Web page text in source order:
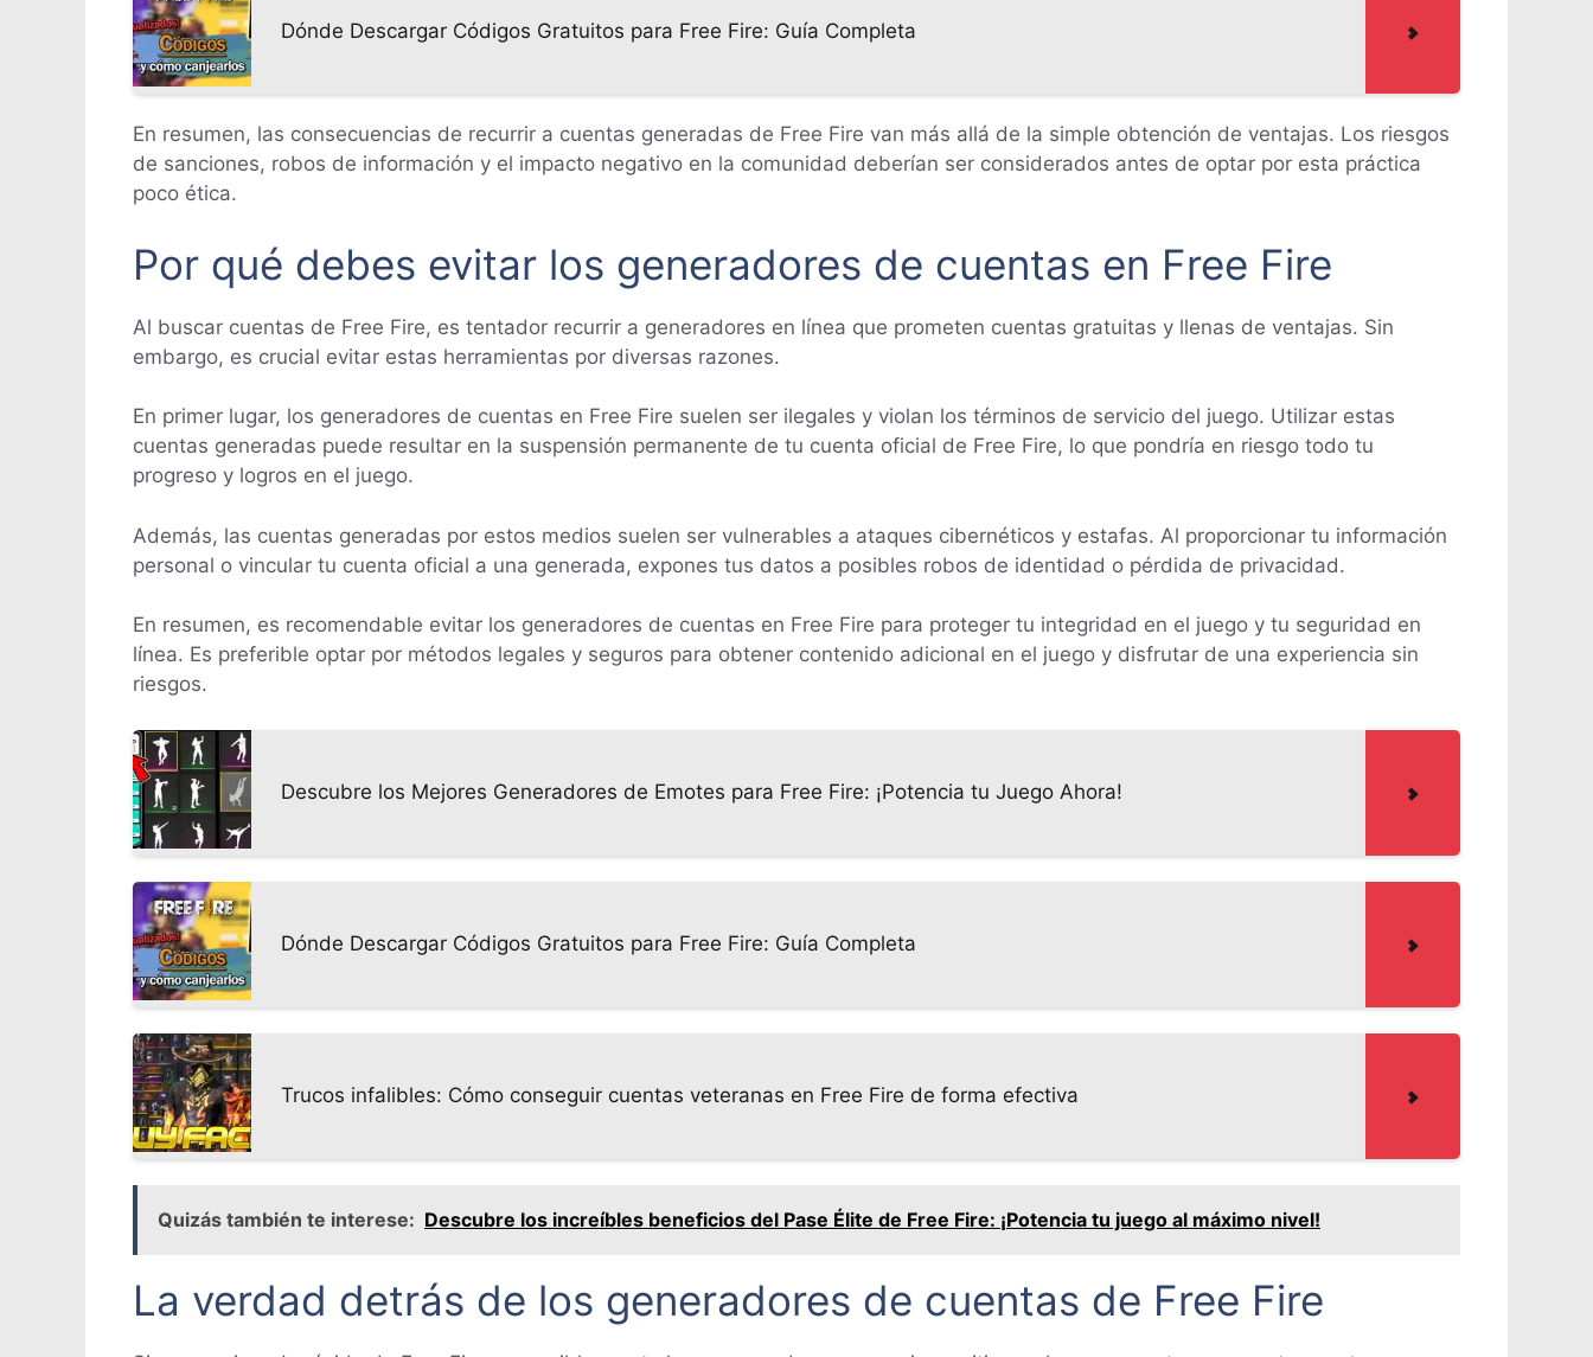
Dónde Descargar Códigos Gratuitos para Free Fire: Guía Completa
En resumen, las consecuencias de recurrir a cuentas generadas de Free Fire van más allá de la simple obtención de ventajas. Los riesgos
de sanciones, robos de información y el impacto negativo en la comunidad deberían ser considerados antes de optar por esta práctica
poco ética.
Por qué debes evitar los generadores de cuentas en Free Fire
Al buscar cuentas de Free Fire, es tentador recurrir a generadores en línea que prometen cuentas gratuitas y llenas de ventajas. Sin
embargo, es crucial evitar estas herramientas por diversas razones.
En primer lugar, los generadores de cuentas en Free Fire suelen ser ilegales y violan los términos de servicio del juego. Utilizar estas
cuentas generadas puede resultar en la suspensión permanente de tu cuenta oficial de Free Fire, lo que pondría en riesgo todo tu
progreso y logros en el juego.
Además, las cuentas generadas por estos medios suelen ser vulnerables a ataques cibernéticos y estafas. Al proporcionar tu información
personal o vincular tu cuenta oficial a una generada, expones tus datos a posibles robos de identidad o pérdida de privacidad.
En resumen, es recomendable evitar los generadores de cuentas en Free Fire para proteger tu integridad en el juego y tu seguridad en
línea. Es preferible optar por métodos legales y seguros para obtener contenido adicional en el juego y disfrutar de una experiencia sin
riesgos.
Descubre los Mejores Generadores de Emotes para Free Fire: ¡Potencia tu Juego Ahora!
Dónde Descargar Códigos Gratuitos para Free Fire: Guía Completa
Trucos infalibles: Cómo conseguir cuentas veteranas en Free Fire de forma efectiva
Quizás también te interese: Descubre los increíbles beneficios del Pase Élite de Free Fire: ¡Potencia tu juego al máximo nivel!
La verdad detrás de los generadores de cuentas de Free Fire